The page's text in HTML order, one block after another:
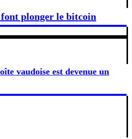
plonger le bitcoin
vaudoise est devenue un